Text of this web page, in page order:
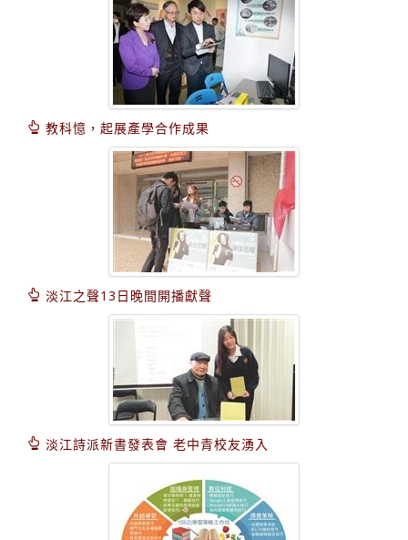
教科憶，起展產學合作成果
淡江之聲13日晚間開播獻聲
淡江詩派新書發表會 老中青校友湧入